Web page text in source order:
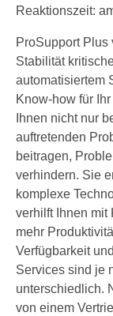
Reaktionszeit:
ProSupport Plus
Stabilität
automatisiertem
Know-how für
Ihnen nicht nur
auftretenden
beitragen,
verhindern. Sie
komplexe
verhilft Ihnen mit
mehr
Verfügbarkeit
Services sind je
unterschiedlich.
von einem